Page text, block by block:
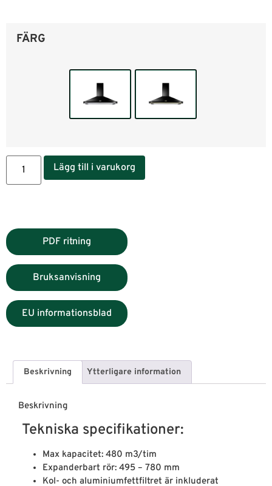
FÄRG
Lägg till i varukorg
PDF ritning
Bruksanvisning
EU informationsblad
Beskrivning Ytterligare information
Beskrivning
Tekniska specifikationer:
Max kapacitet: 480 m3/tim
Expanderbart rör: 495 – 780 mm
Kol- och aluminiumfettfiltret är inkluderat